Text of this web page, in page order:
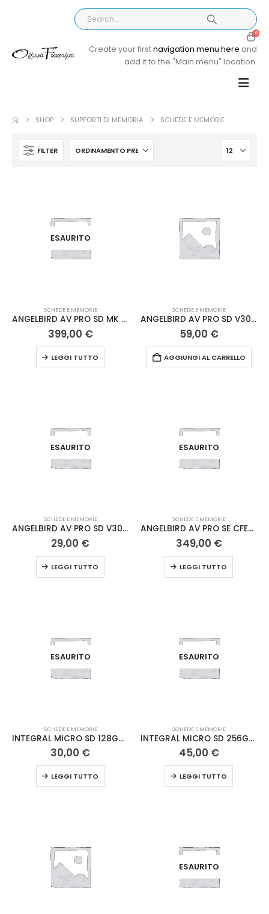
0
Create your firstnavigation menu here and
add it to the "Main menu" location.
SHOP SUPPORTI DI MEMORIA SCHEDE E MEMORIE
FILTER
ESAURITO
SCHEDE E MEMORIE
ANGELBIRD AV PRO SD MK 2 256GB V90
399,00 €
LEGGI TUTTO
SCHEDE E MEMORIE
ANGELBIRD AV PRO SD V30 128GB
59,00 €
AGGIUNGI AL CARRELLO
ESAURITO
SCHEDE E MEMORIE
ANGELBIRD AV PRO SD V30 64GB
29,00 €
LEGGI TUTTO
ESAURITO
SCHEDE E MEMORIE
ANGELBIRD AV PRO SE CFEXPRESS 512GB
349,00 €
LEGGI TUTTO
ESAURITO
SCHEDE E MEMORIE
INTEGRAL MICRO SD 128GB 210/180 MB V30
30,00 €
LEGGI TUTTO
ESAURITO
SCHEDE E MEMORIE
INTEGRAL MICRO SD 256GB 210/180 MB V30
45,00 €
LEGGI TUTTO
ESAURITO